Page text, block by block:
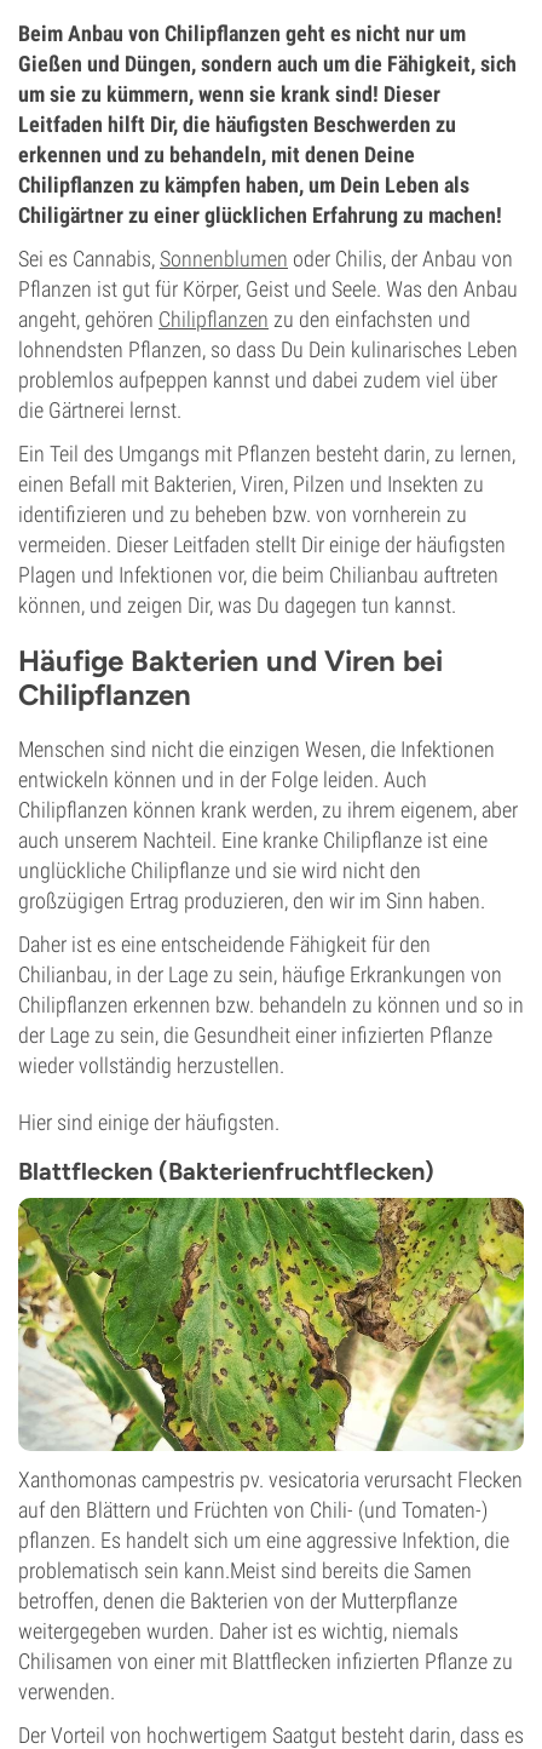
Beim Anbau von Chilipflanzen geht es nicht nur um
Gießen und Düngen, sondern auch um die Fähigkeit, sich
um sie zu kümmern, wenn sie krank sind! Dieser
Leitfaden hilft Dir, die häufigsten Beschwerden zu
erkennen und zu behandeln, mit denen Deine
Chilipflanzen zu kämpfen haben, um Dein Leben als
Chiligärtner zu einer glücklichen Erfahrung zu machen!
Sei es Cannabis, Sonnenblumen oder Chilis, der Anbau von
Pflanzen ist gut für Körper, Geist und Seele. Was den Anbau
angeht, gehören Chilipflanzen zu den einfachsten und
lohnendsten Pflanzen, so dass Du Dein kulinarisches Leben
problemlos aufpeppen kannst und dabei zudem viel über
die Gärtnerei lernst.
Ein Teil des Umgangs mit Pflanzen besteht darin, zu lernen,
einen Befall mit Bakterien, Viren, Pilzen und Insekten zu
identifizieren und zu beheben bzw. von vornherein zu
vermeiden. Dieser Leitfaden stellt Dir einige der häufigsten
Plagen und Infektionen vor, die beim Chilianbau auftreten
können, und zeigen Dir, was Du dagegen tun kannst.
Häufige Bakterien und Viren bei
Chilipflanzen
Menschen sind nicht die einzigen Wesen, die Infektionen
entwickeln können und in der Folge leiden. Auch
Chilipflanzen können krank werden, zu ihrem eigenem, aber
auch unserem Nachteil. Eine kranke Chilipflanze ist eine
unglückliche Chilipflanze und sie wird nicht den
großzügigen Ertrag produzieren, den wir im Sinn haben.
Daher ist es eine entscheidende Fähigkeit für den
Chilianbau, in der Lage zu sein, häufige Erkrankungen von
Chilipflanzen erkennen bzw. behandeln zu können und so in
der Lage zu sein, die Gesundheit einer infizierten Pflanze
wieder vollständig herzustellen.
Hier sind einige der häufigsten.
Blattflecken (Bakterienfruchtflecken)
Xanthomonas campestris pv. vesicatoria verursacht Flecken
auf den Blättern und Früchten von Chili- (und Tomaten-)
pflanzen. Es handelt sich um eine aggressive Infektion, die
problematisch sein kann.Meist sind bereits die Samen
betroffen, denen die Bakterien von der Mutterpflanze
weitergegeben wurden. Daher ist es wichtig, niemals
Chilisamen von einer mit Blattflecken infizierten Pflanze zu
verwenden.
Der Vorteil von hochwertigem Saatgut besteht darin, dass es